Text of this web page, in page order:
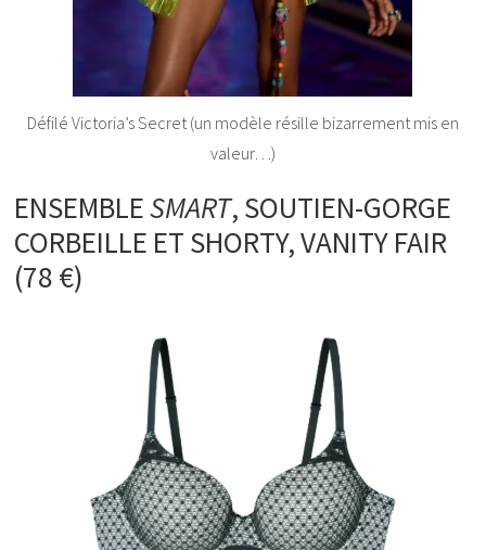
Défilé Victoria’s Secret (un modèle résille bizarrement mis en
valeur…)
ENSEMBLESMART, SOUTIEN-GORGE
CORBEILLE ET SHORTY, VANITY FAIR
(78 €)